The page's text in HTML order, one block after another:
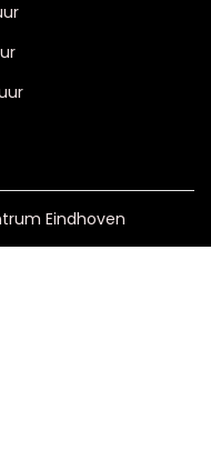
Eindhoven